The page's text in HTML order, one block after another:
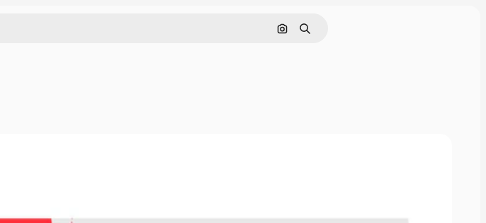
Cerca per immagine
Ricerca